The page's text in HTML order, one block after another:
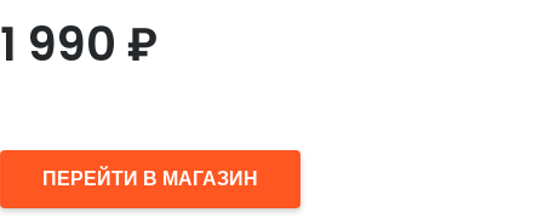
1 990 ₽
ПЕРЕЙТИ В МАГАЗИН